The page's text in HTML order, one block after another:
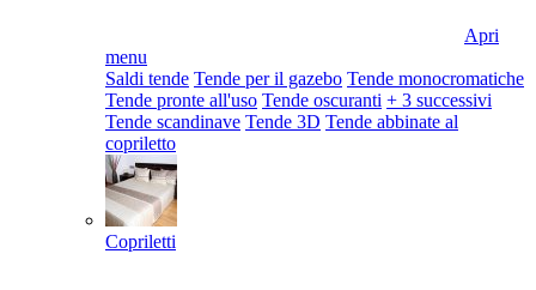
Apri
menu
Saldi tende Tende per il gazebo Tende monocromatiche
Tende pronte all'uso Tende oscuranti + 3 successivi
Tende scandinave Tende 3D Tende abbinate al
copriletto
Copriletti